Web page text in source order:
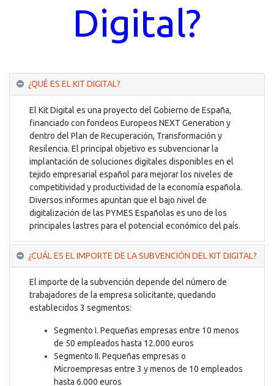
Digital?
¿QUÉ ES EL KIT DIGITAL?
El Kit Digital es una proyecto del Gobierno de España,
financiado con fondeos Europeos NEXT Generation y
dentro del Plan de Recuperación, Transformación y
Resilencia. El principal objetivo es subvencionar la
implantación de soluciones digitales disponibles en el
tejido empresarial español para mejorar los niveles de
competitividad y productividad de la economía española.
Diversos informes apuntan que el bajo nivel de
digitalización de las PYMES Españolas es uno de los
principales lastres para el potencial económico del país.
¿CUÁL ES EL IMPORTE DE LA SUBVENCIÓN DEL KIT DIGITAL?
El importe de la subvención depende del número de
trabajadores de la empresa solicitante, quedando
establecidos 3 segmentos:
Segmento I. Pequeñas empresas entre 10 menos
de 50 empleados hasta 12.000 euros
Segmento II. Pequeñas empresas o
Microempresas entre 3 y menos de 10 empleados
hasta 6.000 euros